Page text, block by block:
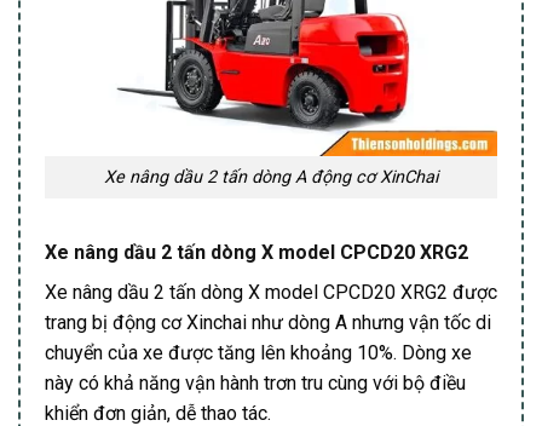
Xe nâng dầu 2 tấn dòng A động cơ XinChai
Xe nâng dầu 2 tấn dòng X model CPCD20 XRG2
Xe nâng dầu 2 tấn dòng X model CPCD20 XRG2 được
trang bị động cơ Xinchai như dòng A nhưng vận tốc di
chuyển của xe được tăng lên khoảng 10%. Dòng xe
này có khả năng vận hành trơn tru cùng với bộ điều
khiển đơn giản, dễ thao tác.